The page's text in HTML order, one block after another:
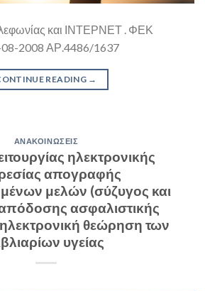
και ΙΝΤΕΡΝΕΤ . ΦΕΚ
2008 ΑΡ.4486/1637
READING →
ΑΝΑΚΟΙΝΏΣΕΙΣ
ηλεκτρονικής
απογραφής
μελών (σύζυγος και
απόδοσης ασφαλιστικής
θεώρηση των
υγείας